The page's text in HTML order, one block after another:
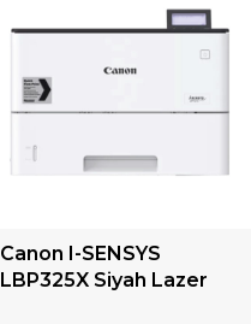
Canon I-SENSYS
LBP325X Siyah Lazer